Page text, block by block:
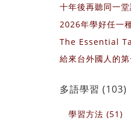
續等？
十年後再聽同一
叫不費力的教出
2026年學好任一
天3個10分鐘，圖
看
The Essential
in Textbook for
ish Version)
給來台外國人的
多語學習 (103)
學習方法 (51)